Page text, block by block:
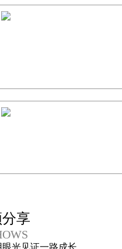
享
光见证一路成长